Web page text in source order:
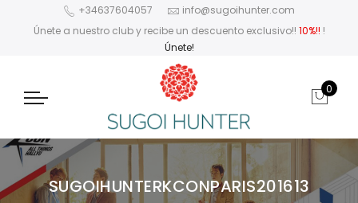
+34637604057
info@sugoihunter.com
Únete a nuestro club y recibe un descuento exclusivo!! 10%!! !
Únete!
0
SUGOIHUNTERKCONPARIS201613